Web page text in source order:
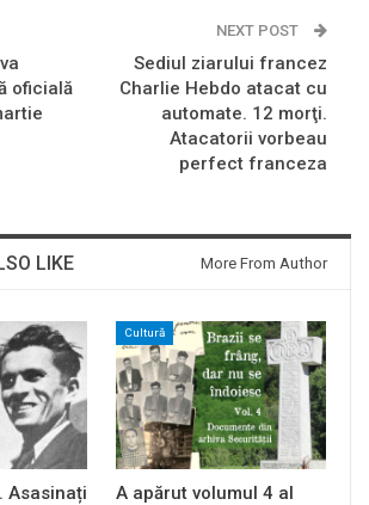
oficială
NEXT POST
Sediul ziarului francez
Charlie Hebdo atacat cu
automate. 12 morţi.
Atacatorii vorbeau
perfect franceza
LIKE More From Author
Asasinați
Cultură
A apărut volumul 4 al